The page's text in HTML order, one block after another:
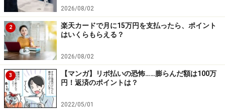
個人情報の「闇のマーケット」の存在基
本！
個人情報をめぐっては、すでに、売り手、仲介、買い手
という「闇のマーケット」が存在し、大いに繁盛してい
るのです。そして、需要、供給の関係で相場が決まり、
個人情報が流れていくというカラクリなのです。つま
2026/08/02
2
楽天カードで月に15万円を支払ったら、ポイント
はいくらもらえる？
2026/08/02
3
【マンガ】リボ払いの恐怖……膨らんだ額は100万
円！返済のポイントは？
2022/05/01